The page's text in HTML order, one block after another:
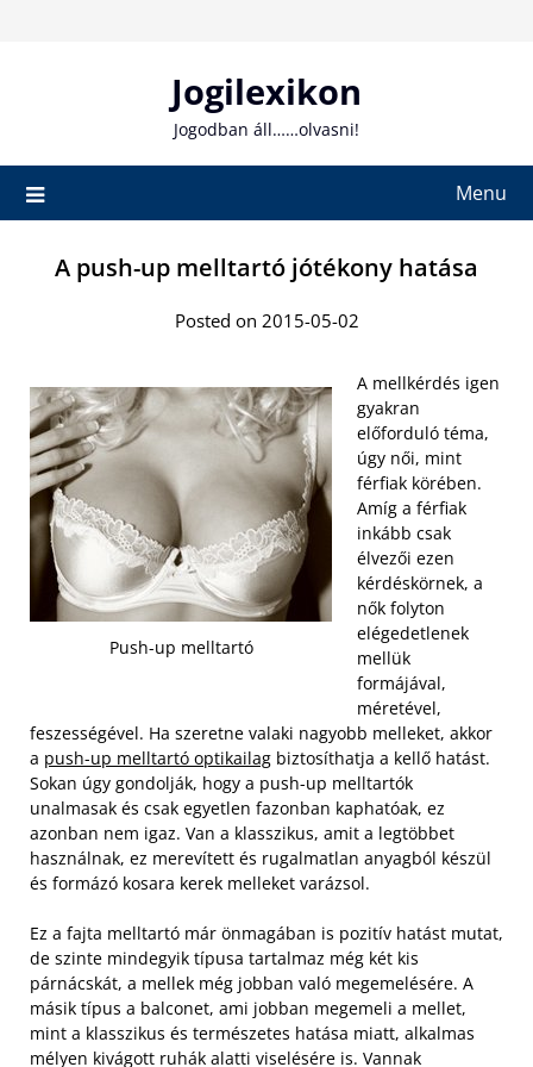
Jogilexikon
Jogodban áll……olvasni!
Menu
A push-up melltartó jótékony hatása
Posted on 2015-05-02
Push-up melltartó
A mellkérdés igen
gyakran
előforduló téma,
úgy női, mint
férfiak körében.
Amíg a férfiak
inkább csak
élvezői ezen
kérdéskörnek, a
nők folyton
elégedetlenek
mellük
formájával,
méretével,
feszességével. Ha szeretne valaki nagyobb melleket, akkor
a push-up melltartó optikailag biztosíthatja a kellő hatást.
Sokan úgy gondolják, hogy a push-up melltartók
unalmasak és csak egyetlen fazonban kaphatóak, ez
azonban nem igaz. Van a klasszikus, amit a legtöbbet
használnak, ez merevített és rugalmatlan anyagból készül
és formázó kosara kerek melleket varázsol.
Ez a fajta melltartó már önmagában is pozitív hatást mutat,
de szinte mindegyik típusa tartalmaz még két kis
párnácskát, a mellek még jobban való megemelésére. A
másik típus a balconet, ami jobban megemeli a mellet,
mint a klasszikus és természetes hatása miatt, alkalmas
mélyen kivágott ruhák alatti viselésére is. Vannak